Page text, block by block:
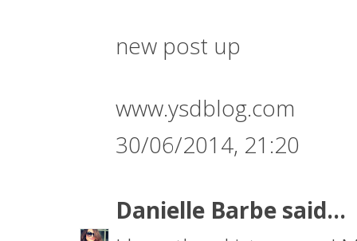
new post up
www.ysdblog.com
30/06/2014, 21:20
Danielle Barbe said...